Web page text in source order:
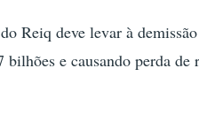
Reiq deve levar à
e causando perda de